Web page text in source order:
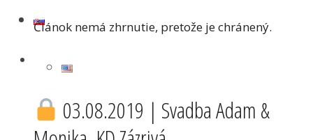
Článok nemá zhrnutie, pretože je chránený.
03.08.2019 | Svadba Adam &